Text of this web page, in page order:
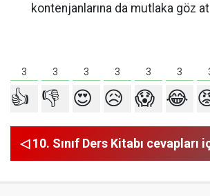
kontenjanlarına da mutlaka göz
3 3 3 3 3 3
👍 👎 😍 😥 😱 😂
◁ 10. Sınıf Ders Kitabı cevapları